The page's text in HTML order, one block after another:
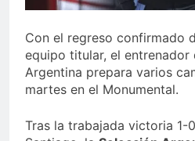
Con el regreso confirmado
equipo titular, el entrenador
Argentina prepara varios
martes en el Monumental.
Tras la trabajada victoria 1-